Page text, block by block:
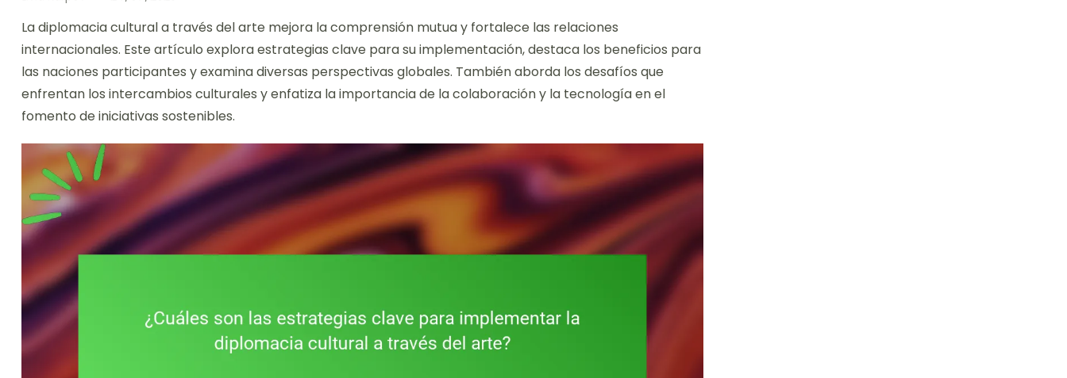
La diplomacia cultural a través del arte mejora la comprensión mutua y fortalece las relaciones
internacionales. Este artículo explora estrategias clave para su implementación, destaca los beneficios para
las naciones participantes y examina diversas perspectivas globales. También aborda los desafíos que
enfrentan los intercambios culturales y enfatiza la importancia de la colaboración y la tecnología en el
fomento de iniciativas sostenibles.